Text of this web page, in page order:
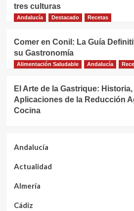
tres culturas
Andalucía Destacado Recetas
Comer en Conil: La Guía
su Gastronomía
Alimentación Saludable Andalucía
El Arte de la Gastrique:
Aplicaciones de la Reducción
Cocina
Andalucía
Actualidad
Almería
Cádiz